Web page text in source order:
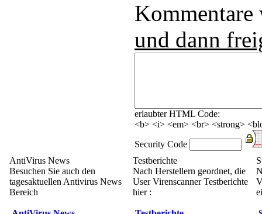
und dann
erlaubter HTML Code:
<b> <i> <em> <br> <strong>
Security Code
AntiVirus News
Besuchen Sie auch den
tagesaktuellen Antivirus News
Bereich
Testberichte
Nach Herstellern geordnet, die
User Virenscanner Testberichte
hier :